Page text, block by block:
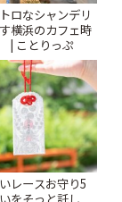
ロなシャンデリ
横浜のカフェ時
| ことりっぷ
レースお守り5
をそっと託し